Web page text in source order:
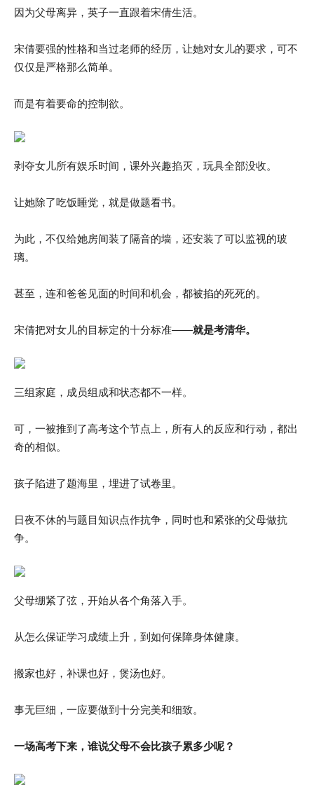
因为父母离异，英子一直跟着宋倩生活。
宋倩要强的性格和当过老师的经历，让她对女儿的要求，可不
仅仅是严格那么简单。
而是有着要命的控制欲。
剥夺女儿所有娱乐时间，课外兴趣掐灭，玩具全部没收。
让她除了吃饭睡觉，就是做题看书。
为此，不仅给她房间装了隔音的墙，还安装了可以监视的玻
璃。
甚至，连和爸爸见面的时间和机会，都被掐的死死的。
宋倩把对女儿的目标定的十分标准——就是考清华。
三组家庭，成员组成和状态都不一样。
可，一被推到了高考这个节点上，所有人的反应和行动，都出
奇的相似。
孩子陷进了题海里，埋进了试卷里。
日夜不休的与题目知识点作抗争，同时也和紧张的父母做抗
争。
父母绷紧了弦，开始从各个角落入手。
从怎么保证学习成绩上升，到如何保障身体健康。
搬家也好，补课也好，煲汤也好。
事无巨细，一应要做到十分完美和细致。
一场高考下来，谁说父母不会比孩子累多少呢？